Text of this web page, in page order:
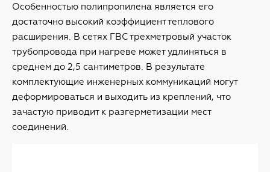
Особенностью полипропилена является его
достаточно высокий коэффициент теплового
расширения. В сетях ГВС трехметровый участок
трубопровода при нагреве может удлиняться в
среднем до 2,5 сантиметров. В результате
комплектующие инженерных коммуникаций могут
деформироваться и выходить из креплений, что
зачастую приводит к разгерметизации мест
соединений.